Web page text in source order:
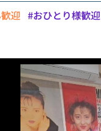
迎 #おひとり様歓迎